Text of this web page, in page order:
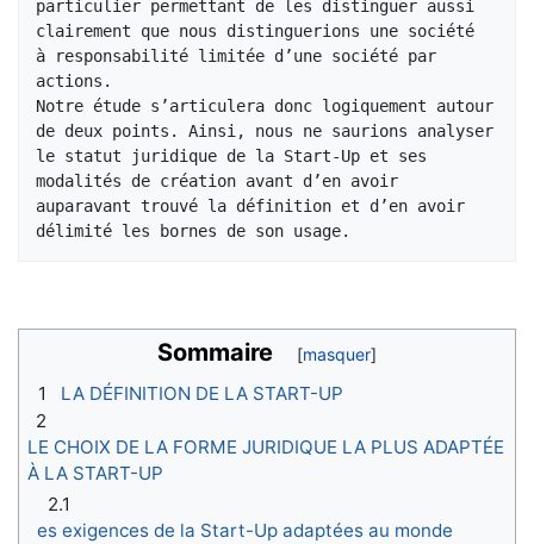
particulier permettant de les distinguer aussi
clairement que nous distinguerions une société
à responsabilité limitée d’une société par
actions.
Notre étude s’articulera donc logiquement autour
de deux points. Ainsi, nous ne saurions analyser
le statut juridique de la Start-Up et ses
modalités de création avant d’en avoir
auparavant trouvé la définition et d’en avoir
délimité les bornes de son usage.
Sommaire
1
LA DÉFINITION DE LA START-UP
2
LE CHOIX DE LA FORME JURIDIQUE LA PLUS ADAPTÉE
À LA START-UP
2.1
es exigences de la Start-Up adaptées au monde